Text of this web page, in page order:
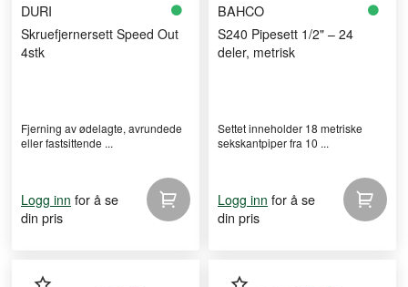
DURI
Skruefjernersett Speed Out
4stk
Fjerning av ødelagte, avrundede
eller fastsittende ...
Logg inn for å se
din pris
BAHCO
S240 Pipesett 1/2" – 24
deler, metrisk
Settet inneholder 18 metriske
sekskantpiper fra 10 ...
Logg inn for å se
din pris